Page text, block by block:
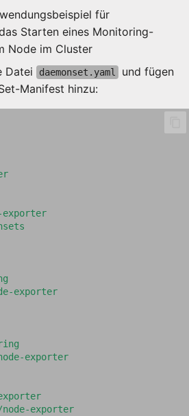
für
Starten eines Monitoring-
Node im Cluster
Datei
daemonset.yaml
und fügen
Manifest hinzu:
exporter
exporter
exporter
node-exporter